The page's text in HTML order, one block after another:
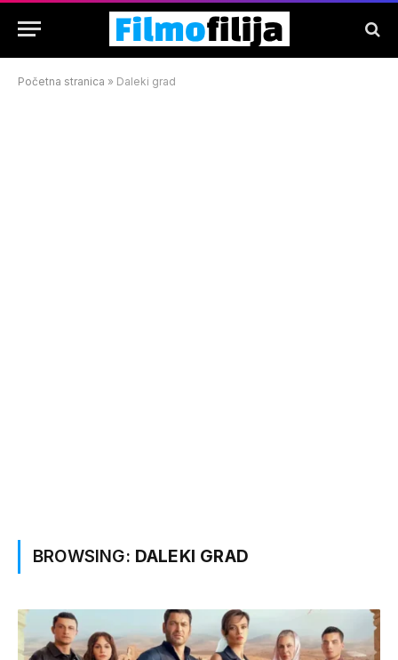
Početna stranica » Daleki grad
BROWSING: DALEKI GRAD